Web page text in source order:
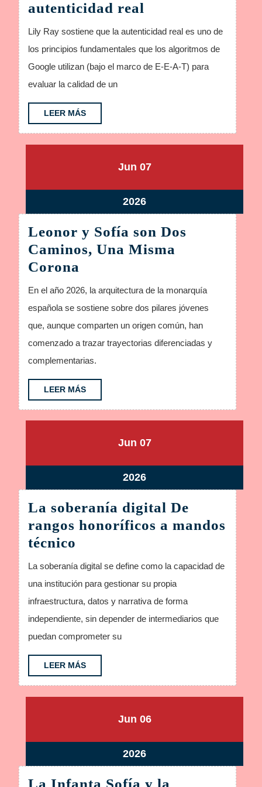
autenticidad real
Ray
sostiene
que
Lily Ray sostiene que la autenticidad real es uno de
los principios fundamentales que los algoritmos de
Google utilizan (bajo el marco de E-E-A-T) para
evaluar la calidad de un
LEER MÁSLEER
MÁS
Junjunio
2026
07junio
2026junio
7,
2026
Leonor y Sofía son Dos
Caminos, Una Misma
Corona
y
Sofía
Dos
Caminos,
Misma
Corona
En el año 2026, la arquitectura de la monarquía
española se sostiene sobre dos pilares jóvenes
que, aunque comparten un origen común, han
comenzado a trazar trayectorias diferenciadas y
complementarias.
LEER MÁSLEER
MÁS
Junjunio
2026
07junio
2026junio
7,
2026
La soberanía digital De
rangos honoríficos a mandos
técnico
soberanía
digital
De
rangos
honoríficos
mandos
técnico
La soberanía digital se define como la capacidad de
una institución para gestionar su propia
infraestructura, datos y narrativa de forma
independiente, sin depender de intermediarios que
puedan comprometer su
LEER MÁSLEER
MÁS
Junjunio
2026
06junio
2026junio
6,
2026
La Infanta Sofía y la